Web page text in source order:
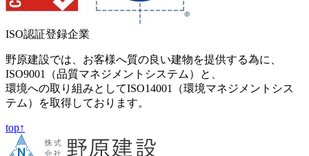
ISO認証登録企業
野原建設では、お客様へ質の良い建物を提供する為に、
ISO9001（品質マネジメントシステム）と、
環境への取り組みとしてISO14001（環境マネジメントシス
テム）を取得しております。
top↑